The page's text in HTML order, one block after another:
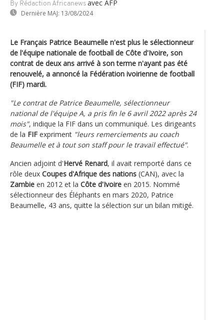
By Rédaction Africanews avec AFP
Dernière MAJ: 13/08/2024
Le Français Patrice Beaumelle n'est plus le sélectionneur
de l'équipe nationale de football de Côte d'Ivoire, son
contrat de deux ans arrivé à son terme n'ayant pas été
renouvelé, a annoncé la Fédération ivoirienne de football
(FIF) mardi.
"Le contrat de Patrice Beaumelle, sélectionneur
national de l'équipe A, a pris fin le 6 avril 2022 après 24
mois", indique la FIF dans un communiqué. Les dirigeants
de la FIF expriment "leurs remerciements au coach
Beaumelle et à tout son staff pour le travail effectué".
Ancien adjoint d'Hervé Renard, il avait remporté dans ce
rôle deux Coupes d'Afrique des nations (CAN), avec la
Zambie en 2012 et la Côte d'Ivoire en 2015. Nommé
sélectionneur des Éléphants en mars 2020, Patrice
Beaumelle, 43 ans, quitte la sélection sur un bilan mitigé.